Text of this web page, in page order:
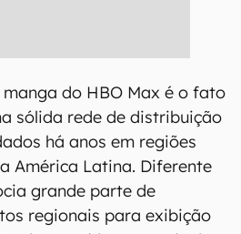
do HBO Max é o fato
sólida rede de distribuição
há anos em regiões
América Latina. Diferente
grande parte de
regionais para exibição